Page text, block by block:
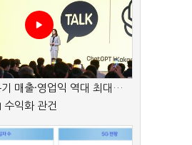
매출·영업익 역대 최대…
수익화 관건